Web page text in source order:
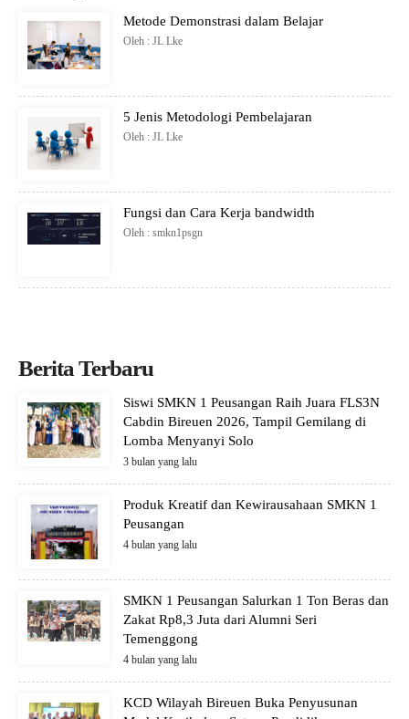
Metode Demonstrasi dalam Belajar
Oleh : JL Lke
5 Jenis Metodologi Pembelajaran
Oleh : JL Lke
Fungsi dan Cara Kerja bandwidth
Oleh : smkn1psgn
Berita Terbaru
Siswi SMKN 1 Peusangan Raih Juara FLS3N
Cabdin Bireuen 2026, Tampil Gemilang di
Lomba Menyanyi Solo
3 bulan yang lalu
Produk Kreatif dan Kewirausahaan SMKN 1
Peusangan
4 bulan yang lalu
SMKN 1 Peusangan Salurkan 1 Ton Beras dan
Zakat Rp8,3 Juta dari Alumni Seri
Temenggong
4 bulan yang lalu
KCD Wilayah Bireuen Buka Penyusunan